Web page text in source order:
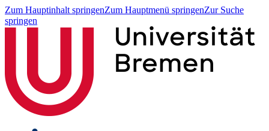
Zum Hauptinhalt springenZum Hauptmenü springenZur Suche
springen